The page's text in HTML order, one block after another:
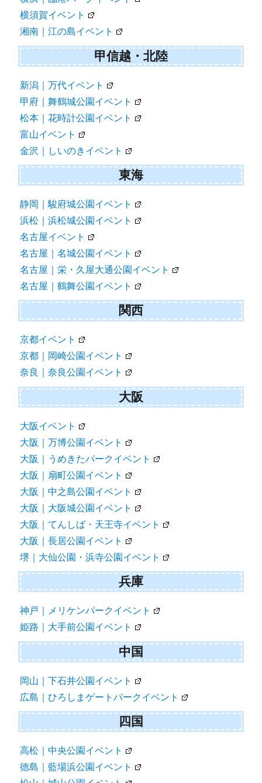
横須賀イベント
湘南｜江の島イベント
甲信越・北陸
新潟｜万代イベント
甲府｜舞鶴城公園イベント
松本｜花時計公園イベント
富山イベント
金沢｜しいのきイベント
東海
静岡｜駿府城公園イベント
浜松｜浜松城公園イベント
名古屋イベント
名古屋｜名城公園イベント
名古屋｜栄・久屋大通公園イベント
名古屋｜鶴舞公園イベント
関西
京都イベント
京都｜岡崎公園イベント
奈良｜奈良公園イベント
大阪
大阪イベント
大阪｜万博公園イベント
大阪｜うめきたパークイベント
大阪｜扇町公園イベント
大阪｜中之島公園イベント
大阪｜大阪城公園イベント
大阪｜てんしば・天王寺イベント
大阪｜長居公園イベント
堺｜大仙公園・浜寺公園イベント
兵庫
神戸｜メリケンパークイベント
姫路｜大手前公園イベント
中国
岡山｜下石井公園イベント
広島｜ひろしまゲートパークイベント
四国
高松｜中央公園イベント
徳島｜藍場浜公園イベント